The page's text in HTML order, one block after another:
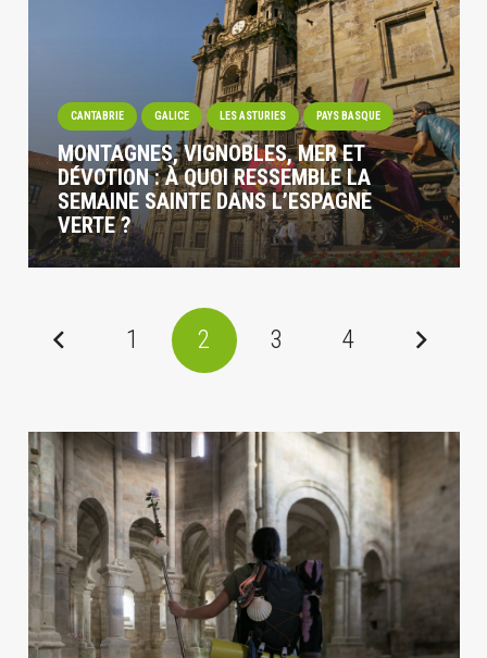
CANTABRIE GALICE LES ASTURIES PAYS BASQUE
MONTAGNES, VIGNOBLES, MER ET
DÉVOTION : À QUOI RESSEMBLE LA
SEMAINE SAINTE DANS L’ESPAGNE
VERTE ?
1 2 3 4